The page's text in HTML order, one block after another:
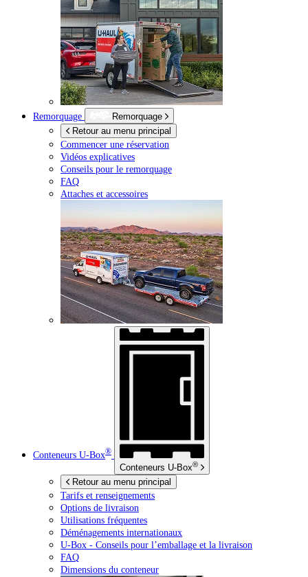
Remorquage
Remorquage
Retour au menu principal
Commencer une réservation
Vidéos explicatives
Conseils pour le remorquage
FAQ
Attaches et accessoires
Conteneurs U-Box®
Conteneurs U-Box®
Retour au menu principal
Tarifs et renseignements
Options de livraison
Utilisations fréquentes
Déménagements internationaux
U-Box - Conseils pour l’emballage et la livraison
FAQ
Dimensions du conteneur